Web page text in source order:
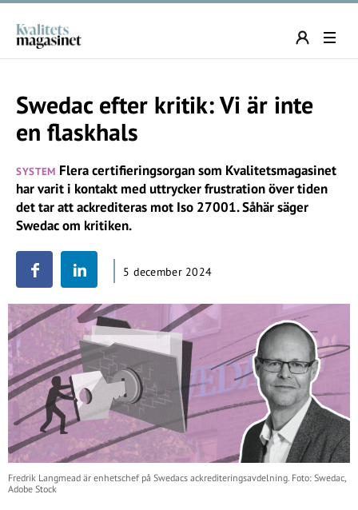
Swedac efter kritik: Vi är inte
en flaskhals
SYSTEM Flera certifieringsorgan som Kvalitetsmagasinet
har varit i kontakt med uttrycker frustration över tiden
det tar att ackrediteras mot Iso 27001. Såhär säger
Swedac om kritiken.
5 december 2024
Fredrik Langmead är enhetschef på Swedacs ackrediteringsavdelning. Foto: Swedac,
Adobe Stock